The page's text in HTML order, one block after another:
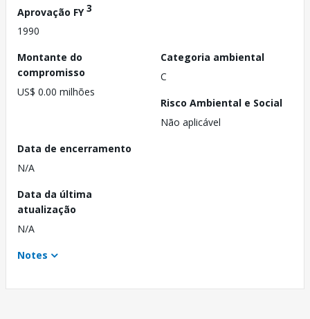
Aprovação FY3
1990
Montante do
compromisso
US$ 0.00 milhões
Categoria ambiental
C
Risco Ambiental e Social
Não aplicável
Data de encerramento
N/A
Data da última
atualização
N/A
Notes